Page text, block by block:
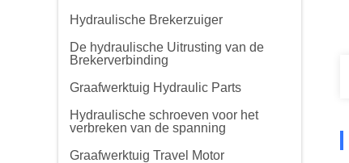
Hydraulische Brekerzuiger
De hydraulische Uitrusting van de
Brekerverbinding
Graafwerktuig Hydraulic Parts
Hydraulische schroeven voor het
verbreken van de spanning
Graafwerktuig Travel Motor